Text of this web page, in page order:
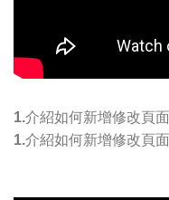
1.介紹如何新增修改頁
1.介紹如何新增修改頁